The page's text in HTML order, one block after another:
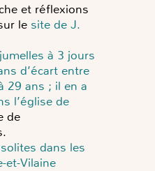
et réflexions
le site de J.
à 3 jours
d’écart entre
29 ans ; il en a
l’église de
de
dans les
et-Vilaine